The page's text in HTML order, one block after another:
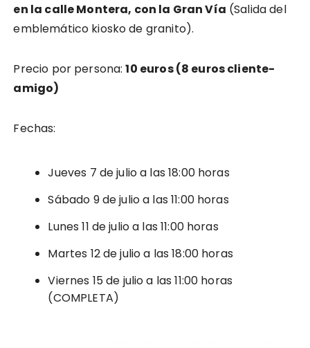
en la calle Montera, con la Gran Vía (Salida del
emblemático kiosko de granito).
Precio por persona:10 euros (8 euros cliente-
amigo)
Fechas:
Jueves 7 de julio a las 18:00 horas
Sábado 9 de julio a las 11:00 horas
Lunes 11 de julio a las 11:00 horas
Martes 12 de julio a las 18:00 horas
Viernes 15 de julio a las 11:00 horas
(COMPLETA)